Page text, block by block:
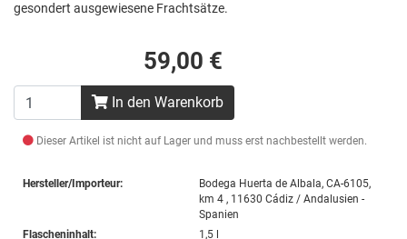
gesondert ausgewiesene Frachtsätze.
59,00 €
In den Warenkorb
Dieser Artikel ist nicht auf Lager und muss erst nachbestellt werden.
Hersteller/Importeur:
Bodega Huerta de Albala, CA-6105,
km 4 , 11630 Cádiz / Andalusien -
Spanien
Flascheninhalt:
1,5 l